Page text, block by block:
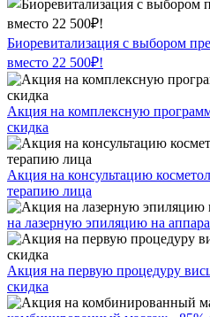
Биоревитализация с выбором
вместо 22 500₽!
Акция на комплексную
скидка
Акция на консультацию
терапию лица
на лазерную эпиляцию на
Акция на первую процедуру
скидка